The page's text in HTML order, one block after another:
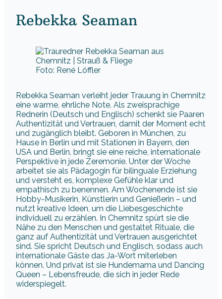
Rebekka Seaman
Foto: René Löffler
Rebekka Seaman verleiht jeder Trauung in Chemnitz
eine warme, ehrliche Note. Als zweisprachige
Rednerin (Deutsch und Englisch) schenkt sie Paaren
Authentizität und Vertrauen, damit der Moment echt
und zugänglich bleibt. Geboren in München, zu
Hause in Berlin und mit Stationen in Bayern, den
USA und Berlin, bringt sie eine reiche, internationale
Perspektive in jede Zeremonie. Unter der Woche
arbeitet sie als Pädagogin für bilinguale Erziehung
und versteht es, komplexe Gefühle klar und
empathisch zu benennen. Am Wochenende ist sie
Hobby-Musikerin, Künstlerin und Genießerin – und
nutzt kreative Ideen, um die Liebesgeschichte
individuell zu erzählen. In Chemnitz spürt sie die
Nähe zu den Menschen und gestaltet Rituale, die
ganz auf Authentizität und Vertrauen ausgerichtet
sind. Sie spricht Deutsch und Englisch, sodass auch
internationale Gäste das Ja-Wort miterleben
können. Und privat ist sie Hundemama und Dancing
Queen – Lebensfreude, die sich in jeder Rede
widerspiegelt.